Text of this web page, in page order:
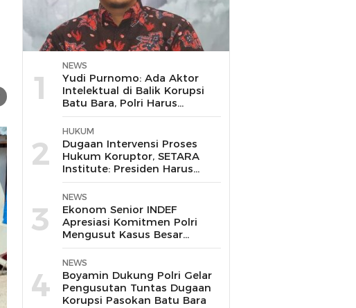
1
NEWS
Yudi Purnomo: Ada Aktor
Intelektual di Balik Korupsi
Batu Bara, Polri Harus
Bongkar
2
HUKUM
Dugaan Intervensi Proses
Hukum Koruptor, SETARA
Institute: Presiden Harus
Pastikan TNI Tak
Disalahgunakan
3
NEWS
Ekonom Senior INDEF
Apresiasi Komitmen Polri
Mengusut Kasus Besar
hingga Tuntas
4
NEWS
Boyamin Dukung Polri Gelar
Pengusutan Tuntas Dugaan
Korupsi Pasokan Batu Bara